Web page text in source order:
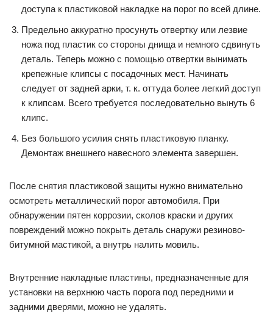
доступа к пластиковой накладке на порог по всей длине.
Предельно аккуратно просунуть отвертку или лезвие
ножа под пластик со стороны днища и немного сдвинуть
деталь. Теперь можно с помощью отвертки вынимать
крепежные клипсы с посадочных мест. Начинать
следует от задней арки, т. к. оттуда более легкий доступ
к клипсам. Всего требуется последовательно вынуть 6
клипс.
Без большого усилия снять пластиковую планку.
Демонтаж внешнего навесного элемента завершен.
После снятия пластиковой защиты нужно внимательно
осмотреть металлический порог автомобиля. При
обнаружении пятен коррозии, сколов краски и других
повреждений можно покрыть деталь снаружи резиново-
битумной мастикой, а внутрь налить мовиль.
Внутренние накладные пластины, предназначенные для
установки на верхнюю часть порога под передними и
задними дверями, можно не удалять.